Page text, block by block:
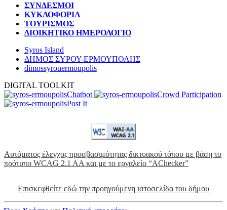
ΣΥΝΔΕΣΜΟΙ
ΚΥΚΛΟΦΟΡΙΑ
ΤΟΥΡΙΣΜΟΣ
ΔΙΟΙΚΗΤΙΚΟ ΗΜΕΡΟΛΟΓΙΟ
Syros Island
ΔΗΜΟΣ ΣΥΡΟΥ-ΕΡΜΟΥΠΟΛΗΣ
dimossyrouermoupolis
DIGITAL TOOLKIT
Chatbot
Crowd Participation
Post It
Αυτόματος έλεγχος προσβασιμότητας δικτυακού τόπου με βάση το
πρότυπο WCAG 2.1 AA και με το εργαλείο “AChecker”
Επισκεφθείτε εδώ την προηγούμενη ιστοσελίδα του δήμου